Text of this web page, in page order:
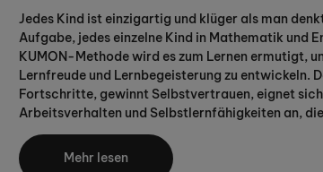
sich vor unserer
der
in vollem Gange, so
Während der
Verfügung!
Jedes Kind ist einzigartig und klüger als man
Aufgabe, jedes einzelne Kind in Mathematik und
KUMON-Methode wird es zum Lernen ermutigt,
Lernfreude und Lernbegeisterung zu entwickeln.
Fortschritte, gewinnt Selbstvertrauen, eignet
Arbeitsverhalten und Selbstlernfähigkeiten an,
für das ganze Leben führen.
Mehr lesen